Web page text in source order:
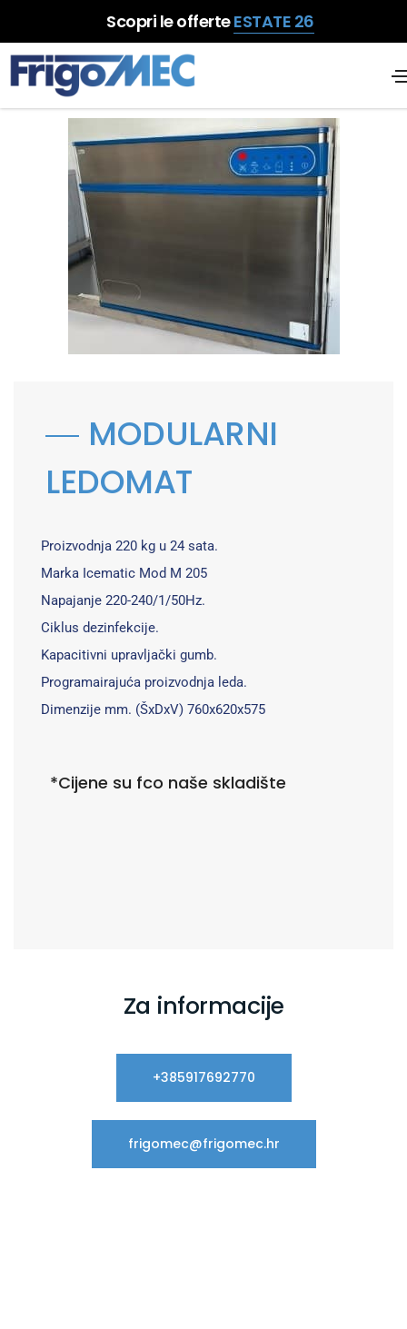
Scopri le offerteESTATE 26
MODULARNI
LEDOMAT
Proizvodnja 220 kg u 24 sata.
Marka Icematic Mod M 205
Napajanje 220-240/1/50Hz.
Ciklus dezinfekcije.
Kapacitivni upravljački gumb.
Programairajuća proizvodnja leda.
Dimenzije mm. (ŠxDxV) 760x620x575
*Cijene su fco naše skladište
Za informacije
+385917692770
frigomec@frigomec.hr